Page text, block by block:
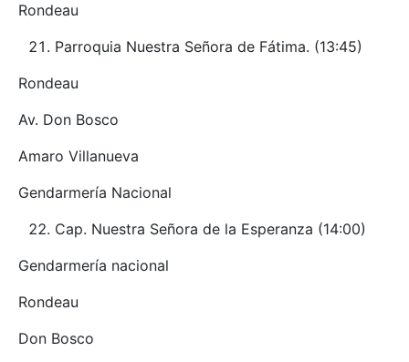
Rondeau
Parroquia Nuestra Señora de Fátima. (13:45)
Rondeau
Av. Don Bosco
Amaro Villanueva
Gendarmería Nacional
Cap. Nuestra Señora de la Esperanza (14:00)
Gendarmería nacional
Rondeau
Don Bosco